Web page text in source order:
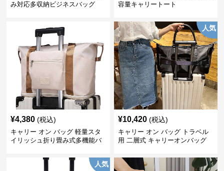
み対応多収納ビジネスバッグ
容量キャリートート
¥4,380 (税込)
キャリー オン バッグ 軽量スタ
イリッシュ折り畳み式多機能バ
人気
¥10,420 (税込)
キャリー オン バッグ トラベル
用 二層式 キャリーオンバッグ
人気